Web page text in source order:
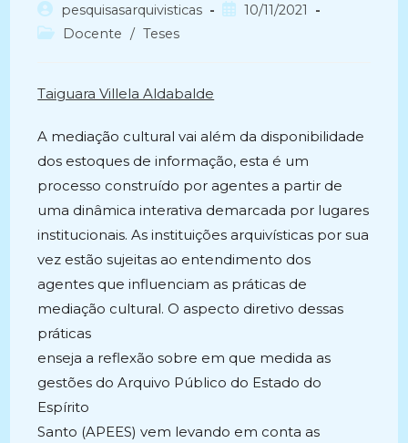
Autor
do
pesquisasarquivisticas
Post10/11/2021
Categoria
Docente / Teses
Taiguara Villela Aldabalde
A mediação cultural vai além da disponibilidade
dos estoques de informação, esta é um
processo construído por agentes a partir de
uma dinâmica interativa demarcada por lugares
institucionais. As instituições arquivísticas por sua
vez estão sujeitas ao entendimento dos
agentes que influenciam as práticas de
mediação cultural. O aspecto diretivo dessas
práticas
enseja a reflexão sobre em que medida as
gestões do Arquivo Público do Estado do
Espírito
Santo (APEES) vem levando em conta as